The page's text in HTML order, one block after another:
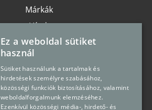
Márkák
Hírek
Karrier
Elérhetőség
Oldaltérkép
Impresszum
Adatvédelem
Ez a weboldal sütiket
használ
Sütiket használunk a tartalmak és
hirdetések személyre szabásához,
közösségi funkciók biztosításához, valamint
weboldalforgalmunk elemzéséhez.
Ezenkívül közösségi média-, hirdető- és